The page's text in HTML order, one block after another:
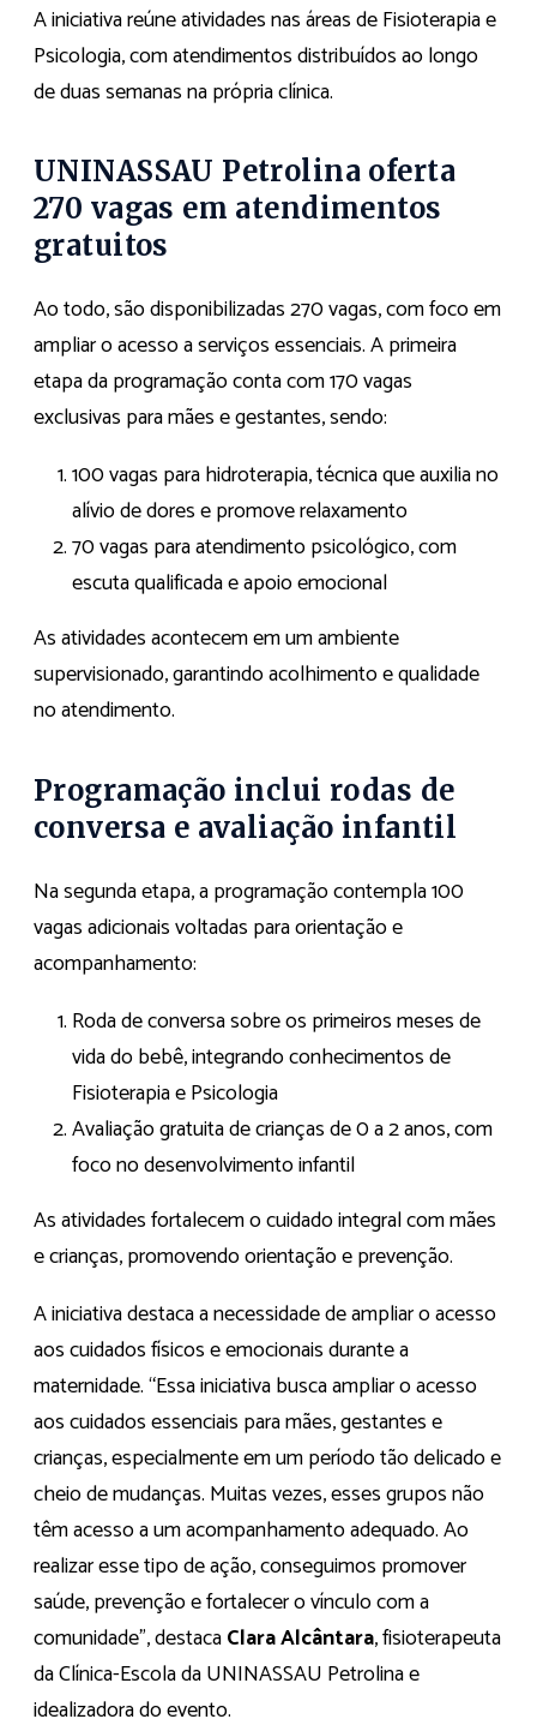
A iniciativa reúne atividades nas áreas de Fisioterapia e
Psicologia, com atendimentos distribuídos ao longo
de duas semanas na própria clínica.
UNINASSAU Petrolina oferta
270 vagas em atendimentos
gratuitos
Ao todo, são disponibilizadas 270 vagas, com foco em
ampliar o acesso a serviços essenciais. A primeira
etapa da programação conta com 170 vagas
exclusivas para mães e gestantes, sendo:
100 vagas para hidroterapia, técnica que auxilia no
alívio de dores e promove relaxamento
70 vagas para atendimento psicológico, com
escuta qualificada e apoio emocional
As atividades acontecem em um ambiente
supervisionado, garantindo acolhimento e qualidade
no atendimento.
Programação inclui rodas de
conversa e avaliação infantil
Na segunda etapa, a programação contempla 100
vagas adicionais voltadas para orientação e
acompanhamento:
Roda de conversa sobre os primeiros meses de
vida do bebê, integrando conhecimentos de
Fisioterapia e Psicologia
Avaliação gratuita de crianças de 0 a 2 anos, com
foco no desenvolvimento infantil
As atividades fortalecem o cuidado integral com mães
e crianças, promovendo orientação e prevenção.
A iniciativa destaca a necessidade de ampliar o acesso
aos cuidados físicos e emocionais durante a
maternidade. “Essa iniciativa busca ampliar o acesso
aos cuidados essenciais para mães, gestantes e
crianças, especialmente em um período tão delicado e
cheio de mudanças. Muitas vezes, esses grupos não
têm acesso a um acompanhamento adequado. Ao
realizar esse tipo de ação, conseguimos promover
saúde, prevenção e fortalecer o vínculo com a
comunidade”, destacaClara Alcântara, fisioterapeuta
da Clínica-Escola da UNINASSAU Petrolina e
idealizadora do evento.